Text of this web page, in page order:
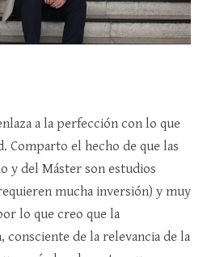
a la perfección con lo que
Comparto el hecho de que las
y del Máster son estudios
mucha inversión) y muy
lo que creo que la
consciente de la relevancia de la